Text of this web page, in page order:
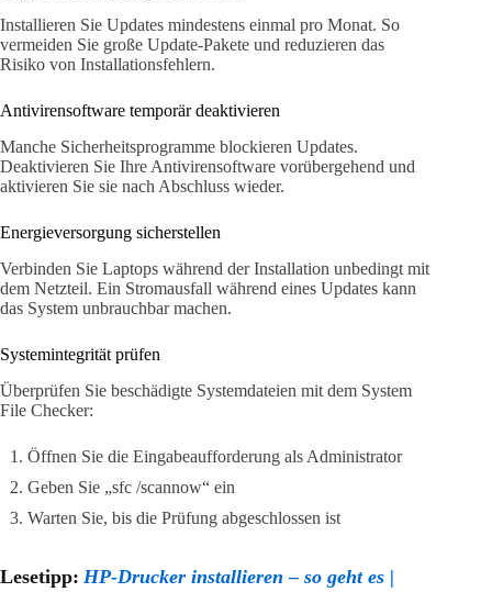
Installieren Sie Updates mindestens einmal pro Monat. So
vermeiden Sie große Update-Pakete und reduzieren das
Risiko von Installationsfehlern.
Antivirensoftware temporär deaktivieren
Manche Sicherheitsprogramme blockieren Updates.
Deaktivieren Sie Ihre Antivirensoftware vorübergehend und
aktivieren Sie sie nach Abschluss wieder.
Energieversorgung sicherstellen
Verbinden Sie Laptops während der Installation unbedingt mit
dem Netzteil. Ein Stromausfall während eines Updates kann
das System unbrauchbar machen.
Systemintegrität prüfen
Überprüfen Sie beschädigte Systemdateien mit dem System
File Checker:
Öffnen Sie die Eingabeaufforderung als Administrator
Geben Sie „sfc /scannow“ ein
Warten Sie, bis die Prüfung abgeschlossen ist
Lesetipp: HP-Drucker installieren – so geht es |